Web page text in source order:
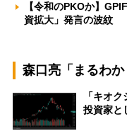
【令和のPKOか】
資拡大」発言の波紋
森口亮「まるわか
「キオ
投資家